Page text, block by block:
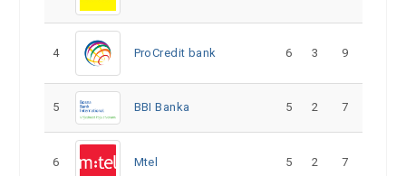
4 ProCredit bank 6 3 9
5 BBI Banka 5 2 7
6 Mtel 5 2 7